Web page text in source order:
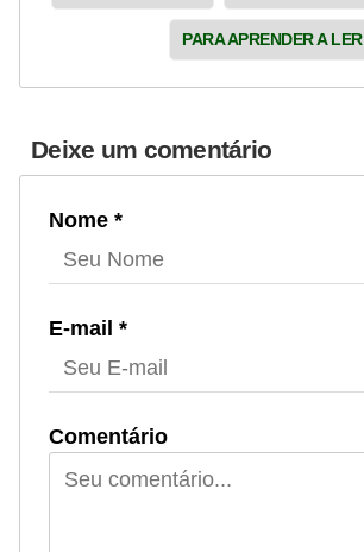
PARA APRENDER A LER
Deixe um comentário
Nome *
E-mail *
Comentário